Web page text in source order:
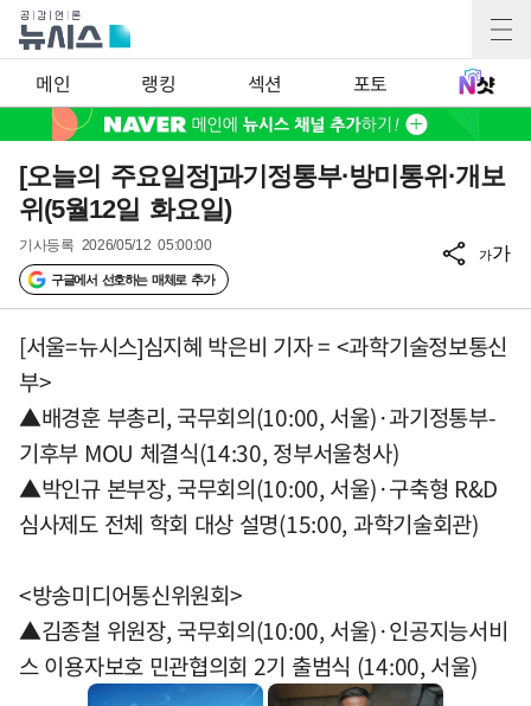
메인 랭킹 섹션 포토
[오늘의 주요일정]과기정통부·방미통위·개보
위(5월12일 화요일)
기사등록 2026/05/12 05:00:00
구글에서 선호하는 매체로 추가
가가
[서울=뉴시스]심지혜 박은비 기자 = <과학기술정보통신
부>
▲배경훈 부총리, 국무회의(10:00, 서울)·과기정통부-
기후부 MOU 체결식(14:30, 정부서울청사)
▲박인규 본부장, 국무회의(10:00, 서울)·구축형 R&D
심사제도 전체 학회 대상 설명(15:00, 과학기술회관)
<방송미디어통신위원회>
▲김종철 위원장, 국무회의(10:00, 서울)·인공지능서비
스 이용자보호 민관협의회 2기 출범식 (14:00, 서울)